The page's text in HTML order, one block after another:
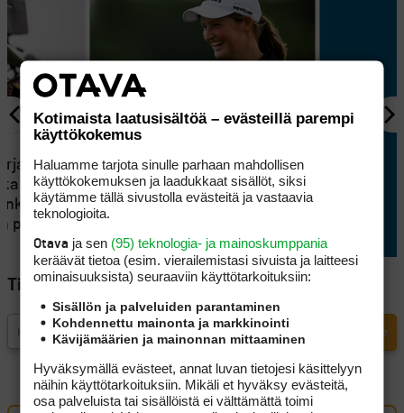
KILPAGOLF
Tällä joukkueella Eurooppa
lähtee Solheim Cupissa
USA:n kaatoon
on
ohi,
peitossa
Tilaa Golfpisteen uutiskirje
Kotimaista laatusisältöä – evästeillä parempi
käyttökokemus
Haluamme tarjota sinulle parhaan mahdollisen
käyttökokemuksen ja laadukkaat sisällöt, siksi
käytämme tällä sivustolla evästeitä ja vastaavia
teknologioita.
Otava ja sen (95) teknologia- ja mainoskumppania
keräävät tietoa (esim. vierailemis­tasi sivuista ja laitteesi
ominaisuuk­sista) seuraaviin käyttötarkoituksiin:
Sisällön ja palveluiden parantaminen
Kohdennettu mainonta ja markkinointi
Kävijämäärien ja mainonnan mittaaminen
Hyväksymällä evästeet, annat luvan tietojesi käsittelyyn
näihin käyttötarkoituksiin. Mikäli et hyväksy evästeitä,
osa palveluista tai sisällöistä ei välttämättä toimi